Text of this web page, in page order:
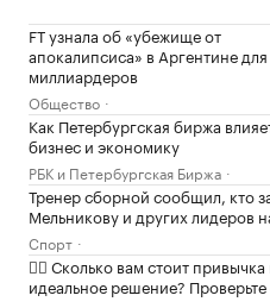
FT узнала об «убежище от
апокалипсиса» в Аргентине для
миллиардеров
Общество
Как Петербургская биржа
бизнес и экономику
РБК и Петербургская Биржа
Тренер сборной сообщил, кто
Мельникову и других лидеров
Спорт
✍🏻 Сколько вам стоит привычка
идеальное решение? Проверьте